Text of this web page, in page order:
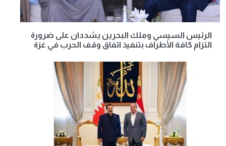
الرئيس السيسي وملك البحرين يشددان على ضرورة
التزام كافة الأطراف بتنفيذ اتفاق وقف الحرب في غزة